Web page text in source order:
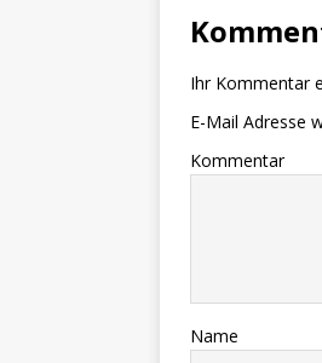
Ihr Kommentar
E-Mail Adresse
Kommentar
Name